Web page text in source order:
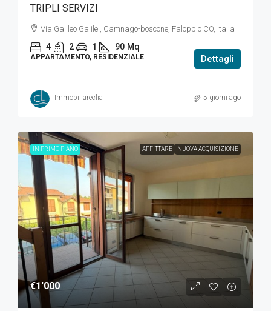
TRIPLI SERVIZI
Via Galileo Galilei, Camnago-boscone, Faloppio CO, Italia
4 2 1 90 Mq
APPARTAMENTO, RESIDENZIALE Dettagli
Immobiliareclia 5 giorni ago
IN PRIMO PIANO AFFITTARE NUOVA ACQUISIZIONE
€1'000